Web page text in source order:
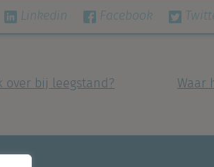
Linkedin Facebook
bij leegstand? Waar